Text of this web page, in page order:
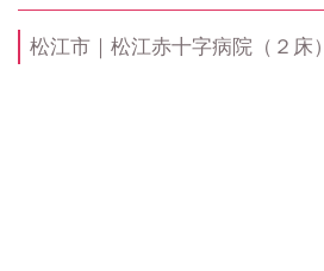
松江市｜松江赤十字病院（２床）